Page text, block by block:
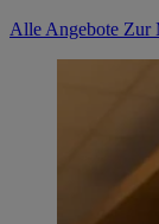
Alle Angebote Zur